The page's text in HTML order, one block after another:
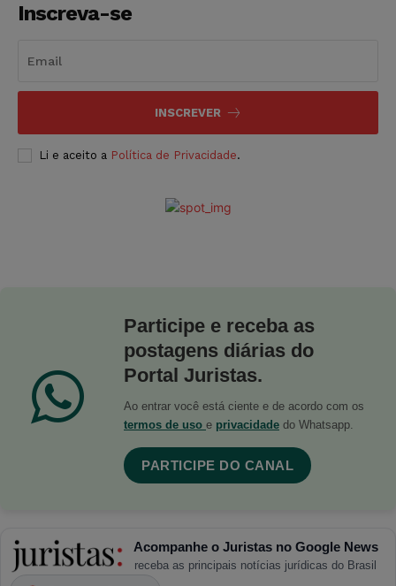
Inscreva-se
INSCREVER
Li e aceito a Política de Privacidade.
Participe e receba as
postagens diárias do
Portal Juristas.
Ao entrar você está ciente e de acordo com os
termos de uso e privacidade do Whatsapp.
PARTICIPE DO CANAL
Acompanhe o Juristas no Google News
receba as principais notícias jurídicas do Brasil